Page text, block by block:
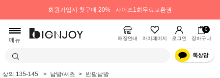
회원가입시 첫구매 20% 사이즈1회무료교환권
메뉴 매장안내 마이페이지 로그인
0
장바구니
상의 135-145 남방/셔츠 반팔남방